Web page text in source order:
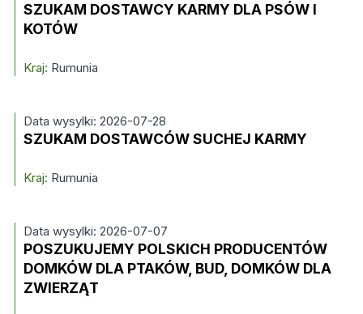
SZUKAM DOSTAWCY KARMY DLA PSÓW I
KOTÓW
Kraj: Rumunia
Data wysylki: 2026-07-28
SZUKAM DOSTAWCÓW SUCHEJ KARMY
Kraj: Rumunia
Data wysylki: 2026-07-07
POSZUKUJEMY POLSKICH PRODUCENTÓW
DOMKÓW DLA PTAKÓW, BUD, DOMKÓW DLA
ZWIERZĄT